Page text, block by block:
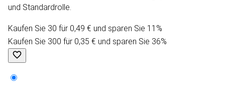
und Standardrolle.
Kaufen Sie 30 für 0,49 € und sparen Sie 11%
Kaufen Sie 300 für 0,35 € und sparen Sie 36%